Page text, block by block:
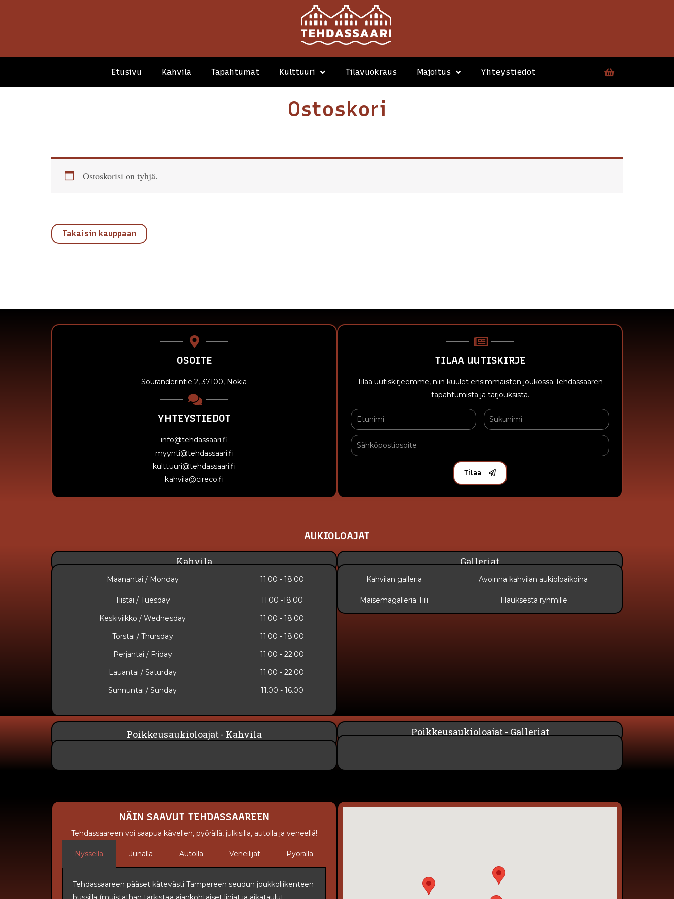
Etusivu Kahvila Tapahtumat Kulttuuri Tilavuokraus Majoitus Yhteystiedot
Ostoskori
Ostoskorisi on tyhjä.
Takaisin kauppaan
OSOITE
Souranderintie 2, 37100, Nokia
YHTEYSTIEDOT
info@tehdassaari.fi
myynti@tehdassaari.fi
kulttuuri@tehdassaari.fi
kahvila@cireco.fi
TILAA UUTISKIRJE
Tilaa uutiskirjeemme, niin kuulet ensimmäisten joukossa Tehdassaaren
tapahtumista ja tarjouksista.
Tilaa
AUKIOLOAJAT
Kahvila
Maanantai / Monday 11.00 - 18.00
Tiistai / Tuesday
11.00 -18.00
Keskiviikko / Wednesday
11.00 - 18.00
Torstai / Thursday
11.00 - 18.00
Perjantai / Friday
11.00 - 22.00
Lauantai / Saturday
11.00 - 22.00
Sunnuntai​ / Sunday
11.00 - 16.00
Galleriat
Kahvilan galleria Avoinna kahvilan aukioloaikoina
Maisemagalleria Tiili Tilauksesta ryhmille
Poikkeusaukioloajat - Kahvila Poikkeusaukioloajat - Galleriat
NÄIN SAAVUT TEHDASSAAREEN
Tehdassaareen voi saapua kävellen, pyörällä, julkisilla, autolla ja veneellä!
Nyssellä Junalla Autolla Veneilijät Pyörällä
Tehdassaareen pääset kätevästi Tampereen seudun joukkoliikenteen